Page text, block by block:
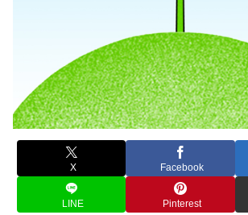
X Facebook
LINE Pinterest